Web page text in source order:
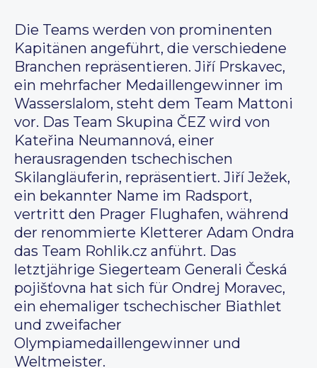
Die Teams werden von prominenten
Kapitänen angeführt, die verschiedene
Branchen repräsentieren. Jiří Prskavec,
ein mehrfacher Medaillengewinner im
Wasserslalom, steht dem Team Mattoni
vor. Das Team Skupina ČEZ wird von
Kateřina Neumannová, einer
herausragenden tschechischen
Skilangläuferin, repräsentiert. Jiří Ježek,
ein bekannter Name im Radsport,
vertritt den Prager Flughafen, während
der renommierte Kletterer Adam Ondra
das Team Rohlik.cz anführt. Das
letztjährige Siegerteam Generali Česká
pojišťovna hat sich für Ondrej Moravec,
ein ehemaliger tschechischer Biathlet
und zweifacher
Olympiamedaillengewinner und
Weltmeister.